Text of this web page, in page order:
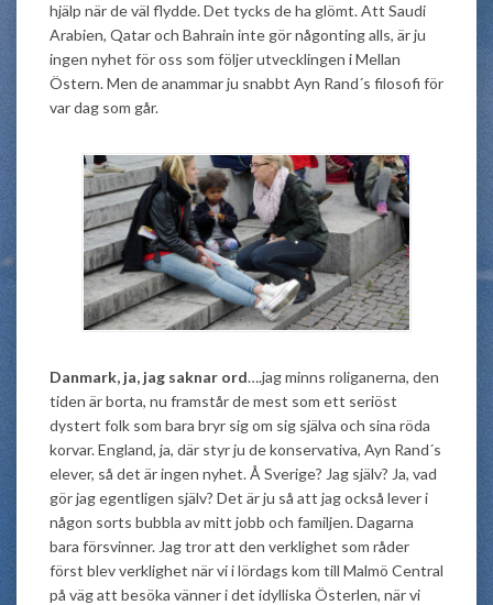
hjälp när de väl flydde. Det tycks de ha glömt. Att Saudi
Arabien, Qatar och Bahrain inte gör någonting alls, är ju
ingen nyhet för oss som följer utvecklingen i Mellan
Östern. Men de anammar ju snabbt Ayn Rand´s filosofi för
var dag som går.
Danmark, ja, jag saknar ord….jag minns roliganerna, den
tiden är borta, nu framstår de mest som ett seriöst
dystert folk som bara bryr sig om sig själva och sina röda
korvar. England, ja, där styr ju de konservativa, Ayn Rand´s
elever, så det är ingen nyhet. Å Sverige? Jag själv? Ja, vad
gör jag egentligen själv? Det är ju så att jag också lever i
någon sorts bubbla av mitt jobb och familjen. Dagarna
bara försvinner. Jag tror att den verklighet som råder
först blev verklighet när vi i lördags kom till Malmö Central
på väg att besöka vänner i det idylliska Österlen, när vi